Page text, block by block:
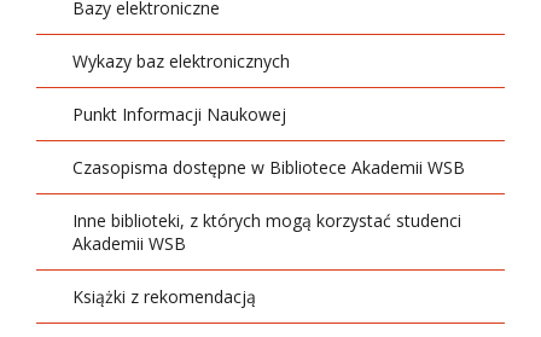
Bazy elektroniczne
Wykazy baz elektronicznych
Punkt Informacji Naukowej
Czasopisma dostępne w Bibliotece Akademii WSB
Inne biblioteki, z których mogą korzystać studenci
Akademii WSB
Książki z rekomendacją